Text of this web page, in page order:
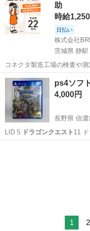
助
時給
日払い
株式会社
茨城県 静駅
コネクタ製造工場の検査や
日128日★クリーンルーム内
★就業先食堂利用可！日払い制
工場のお仕事 ◇コネクタ製造
茨城 常陸大宮市 静
ps4ソフ
4,000円
長野県 信濃
LID 5 ドラゴンクエスト 11
1 2